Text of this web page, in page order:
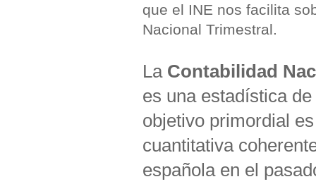
que el INE nos facilita
Nacional Trimestral.
La Contabilidad
es una estadística
objetivo primordial
cuantitativa
española en el